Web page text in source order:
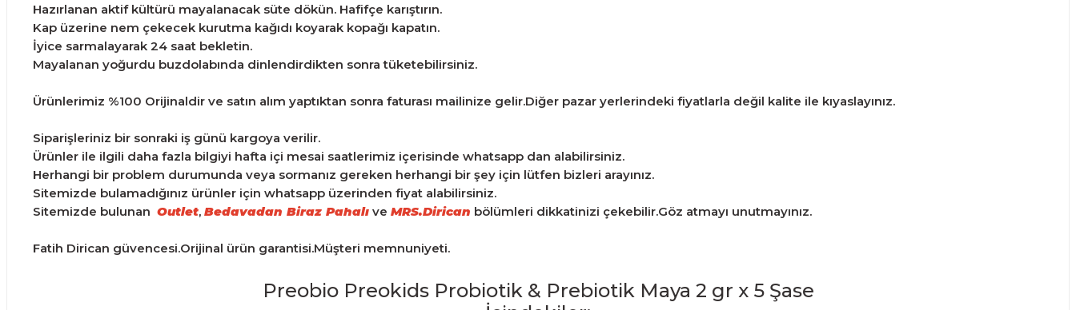
Hazırlanan aktif kültürü mayalanacak süte dökün. Hafifçe karıştırın.
Kap üzerine nem çekecek kurutma kağıdı koyarak kopağı kapatın.
İyice sarmalayarak 24 saat bekletin.
Mayalanan yoğurdu buzdolabında dinlendirdikten sonra tüketebilirsiniz.
Ürünlerimiz %100 Orijinaldir ve satın alım yaptıktan sonra faturası mailinize gelir.Diğer pazar yerlerindeki fiyatlarla değil kalite ile kıyaslayınız.
Siparişleriniz bir sonraki iş günü kargoya verilir.
Ürünler ile ilgili daha fazla bilgiyi hafta içi mesai saatlerimiz içerisinde whatsapp dan alabilirsiniz.
Herhangi bir problem durumunda veya sormanız gereken herhangi bir şey için lütfen bizleri arayınız.
Sitemizde bulamadığınız ürünler için whatsapp üzerinden fiyat alabilirsiniz.
Sitemizde bulunan Outlet, Bedavadan Biraz Pahalı ve MRS.Dirican bölümleri dikkatinizi çekebilir.Göz atmayı unutmayınız.
Fatih Dirican güvencesi.Orijinal ürün garantisi.Müşteri memnuniyeti.
Preobio Preokids Probiotik & Prebiotik Maya 2 gr x 5 Şase